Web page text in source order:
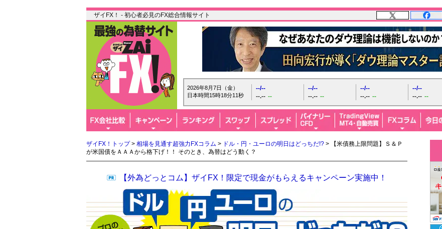
ザイFX！ - 初心者必見のFX総合情報サイト
2026年8月7日（金）
日本時間15時18分12秒
--/--
--.-- --
--/--
--.-- --
--/--
--.-- --
--/--
--.-- --
ザイFX！トップ> 相場を見通す超強力FXコラム > ドル・円・ユーロの明日はどっちだ!? > 【米債務上限問題】Ｓ＆Ｐ
が米国債をＡＡＡから格下げ！！ そのとき、為替はどう動く？
【外為どっとコム】ザイFX！限定で現金がもらえるキャンペーン実施中！